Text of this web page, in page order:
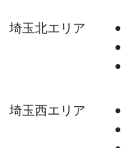
埼玉北エリア
埼玉西エリア